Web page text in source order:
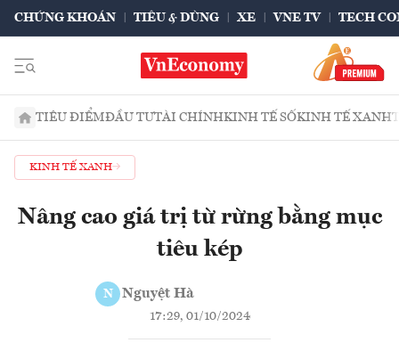
CHỨNG KHOÁN TIÊU & DÙNG XE VNE TV TECH
TIÊU ĐIỂMĐẦU TƯTÀI CHÍNHKINH TẾ SỐKINH TẾ XANH
KINH TẾ XANH
Nâng cao giá trị từ rừng bằng mục
tiêu kép
N Nguyệt Hà
17:29, 01/10/2024